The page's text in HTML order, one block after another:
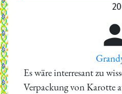
Es wäre interresant zu
Verpackung von Karotte